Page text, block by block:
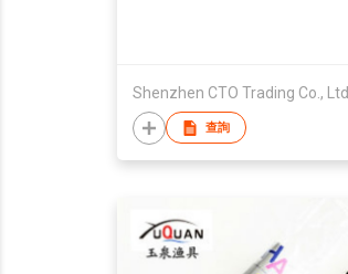
Shenzhen CTO Trading Co., Ltd.
查詢